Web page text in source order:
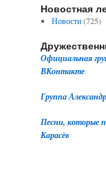
Новостная
Новости(725)
Официальная
ВКонтакте
Группа
Песни, которые
Карасёв